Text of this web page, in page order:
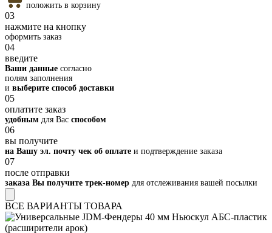
положить в корзину
03
нажмите на кнопку
оформить заказ
04
введите
Ваши данные согласно
полям заполнения
и выберите способ доставки
05
оплатите заказ
удобным для Вас способом
06
вы получите
на Вашу эл. почту чек об оплате и подтверждение заказа
07
после отправки
заказа Вы получите трек-номер для отслеживания вашей посылки
ВСЕ ВАРИАНТЫ ТОВАРА